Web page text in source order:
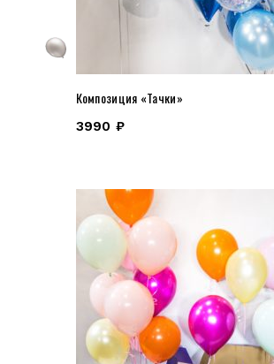
Композиция «Тачки»
3990 ₽